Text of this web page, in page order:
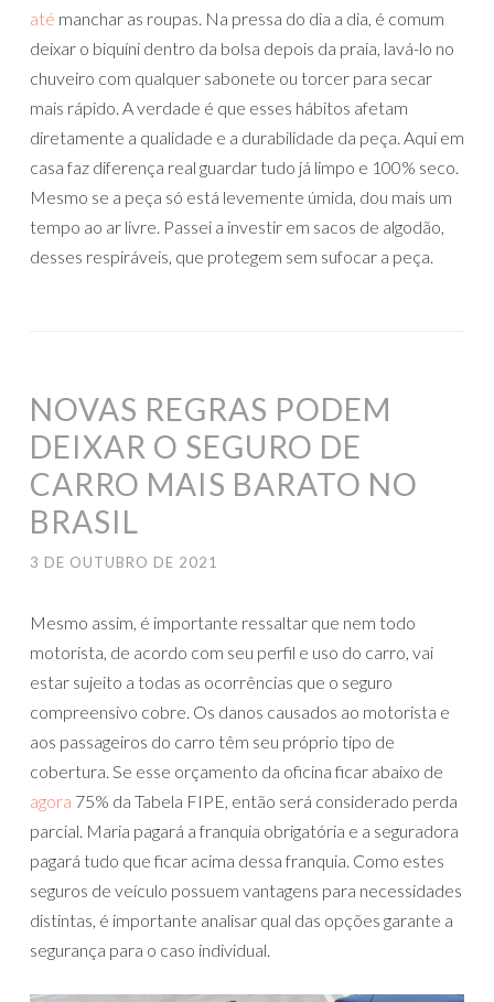
até manchar as roupas. Na pressa do dia a dia, é comum
deixar o biquíni dentro da bolsa depois da praia, lavá-lo no
chuveiro com qualquer sabonete ou torcer para secar
mais rápido. A verdade é que esses hábitos afetam
diretamente a qualidade e a durabilidade da peça. Aqui em
casa faz diferença real guardar tudo já limpo e 100% seco.
Mesmo se a peça só está levemente úmida, dou mais um
tempo ao ar livre. Passei a investir em sacos de algodão,
desses respiráveis, que protegem sem sufocar a peça.
NOVAS REGRAS PODEM
DEIXAR O SEGURO DE
CARRO MAIS BARATO NO
BRASIL
3 DE OUTUBRO DE 2021
Mesmo assim, é importante ressaltar que nem todo
motorista, de acordo com seu perfil e uso do carro, vai
estar sujeito a todas as ocorrências que o seguro
compreensivo cobre. Os danos causados ao motorista e
aos passageiros do carro têm seu próprio tipo de
cobertura. Se esse orçamento da oficina ficar abaixo de
agora 75% da Tabela FIPE, então será considerado perda
parcial. Maria pagará a franquia obrigatória e a seguradora
pagará tudo que ficar acima dessa franquia. Como estes
seguros de veículo possuem vantagens para necessidades
distintas, é importante analisar qual das opções garante a
segurança para o caso individual.